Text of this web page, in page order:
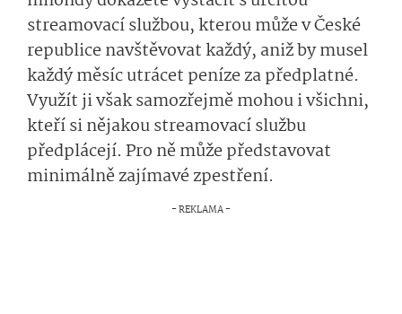
streamovací službou, kterou může v České
republice navštěvovat každý, aniž by musel
každý měsíc utrácet peníze za předplatné.
Využít ji však samozřejmě mohou i všichni,
kteří si nějakou streamovací službu
předplácejí. Pro ně může představovat
minimálně zajímavé zpestření.